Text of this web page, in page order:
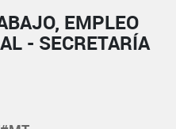
EMPLEO
- SECRETARÍA